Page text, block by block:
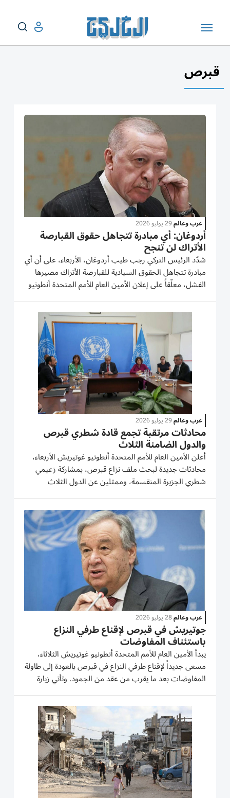
قبرص
عرب وعالم29 يوليو 2026
أردوغان: أي مبادرة تتجاهل حقوق القبارصة
الأتراك لن تنجح
شدّد الرئيس التركي رجب طيب أردوغان، الأربعاء، على أن أي
مبادرة تتجاهل الحقوق السيادية للقبارصة الأتراك مصيرها
الفشل، معلّقاً على إعلان الأمين العام للأمم المتحدة أنطونيو
غوتيريش خلال زيارته الجزيرة المقسّمة عن محادثات جديدة
بشأنها. وقال أردوغان إن «أي مبادرة تتجاهل...
عرب وعالم29 يوليو 2026
محادثات مرتقبة تجمع قادة شطري قبرص
والدول الضامنة الثلاث
أعلن الأمين العام للأمم المتحدة أنطونيو غوتيريش الأربعاء،
محادثات جديدة لبحث ملف نزاع قبرص، بمشاركة زعيمي
شطري الجزيرة المنقسمة، وممثلين عن الدول الثلاث
الضامنة. وقال غوتيريش: «حصلت على توافق بين الجانبين
والدول الضامنة للانتقال إلى عقد اجتماع بصيغة (5+1)،
ولكن مع تحضير...
عرب وعالم28 يوليو 2026
جوتيريش في قبرص لإقناع طرفي النزاع
باستئناف المفاوضات
يبدأ الأمين العام للأمم المتحدة أنطونيو غوتيريش الثلاثاء،
مسعى جديداً لإقناع طرفي النزاع في قبرص بالعودة إلى طاولة
المفاوضات بعد ما يقرب من عقد من الجمود. وتأتي زيارة
غوتيريش بالأولى للجزيرة بصفته الأمين العام للأمم المتحدة،
وسط مؤشرات على أن الطرفين قد يكونان مستعدين...